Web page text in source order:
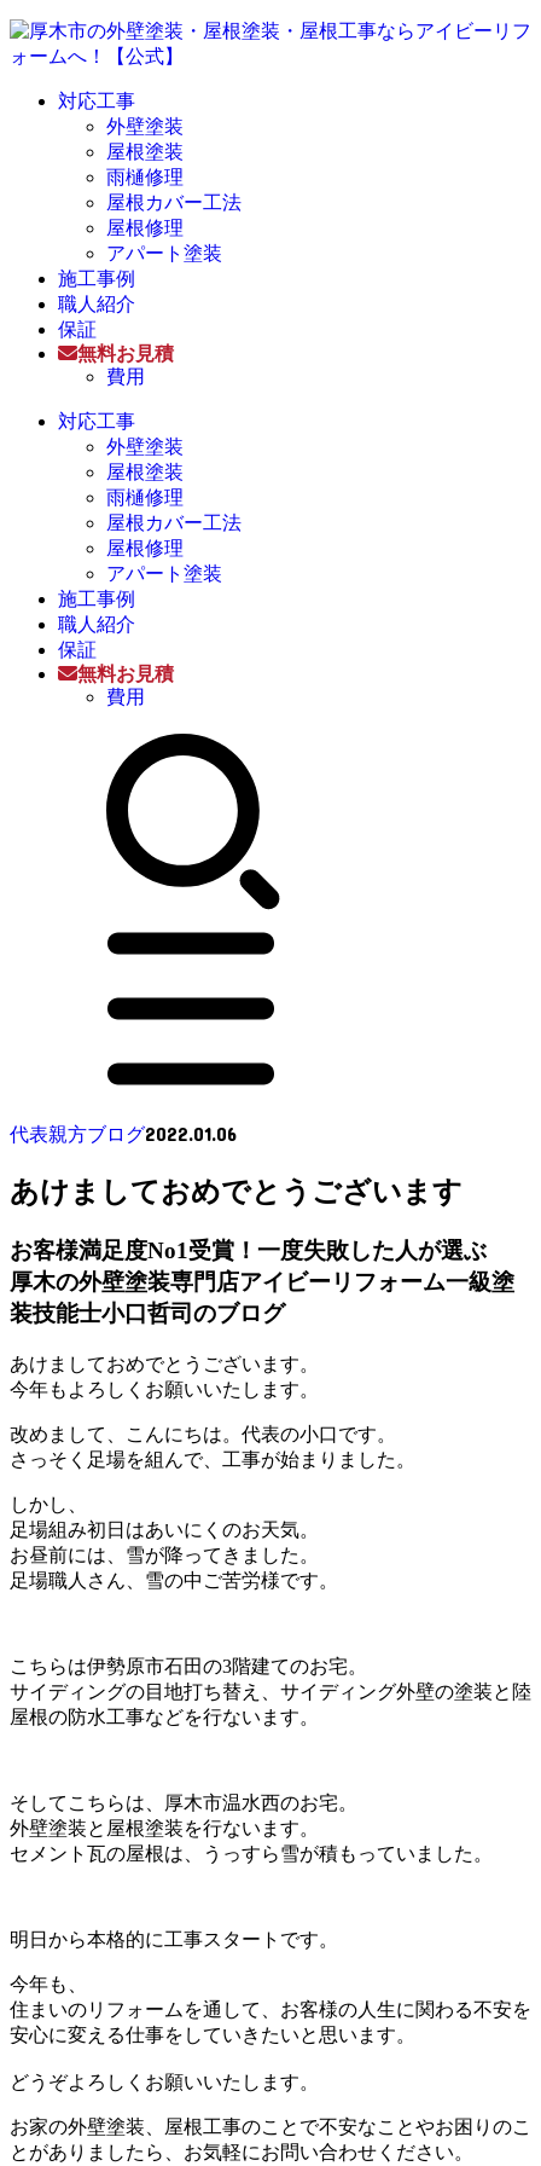
対応工事
外壁塗装
屋根塗装
雨樋修理
屋根カバー工法
屋根修理
アパート塗装
施工事例
職人紹介
保証
無料お見積
費用
対応工事
外壁塗装
屋根塗装
雨樋修理
屋根カバー工法
屋根修理
アパート塗装
施工事例
職人紹介
保証
無料お見積
費用
代表親方ブログ2022.01.06
あけましておめでとうございます
お客様満足度No1受賞！一度失敗した人が選ぶ
厚木の外壁塗装専門店アイビーリフォーム一級塗
装技能士小口哲司のブログ
あけましておめでとうございます。
今年もよろしくお願いいたします。
改めまして、こんにちは。代表の小口です。
さっそく足場を組んで、工事が始まりました。
しかし、
足場組み初日はあいにくのお天気。
お昼前には、雪が降ってきました。
足場職人さん、雪の中ご苦労様です。
こちらは伊勢原市石田の3階建てのお宅。
サイディングの目地打ち替え、サイディング外壁の塗装と陸
屋根の防水工事などを行ないます。
そしてこちらは、厚木市温水西のお宅。
外壁塗装と屋根塗装を行ないます。
セメント瓦の屋根は、うっすら雪が積もっていました。
明日から本格的に工事スタートです。
今年も、
住まいのリフォームを通して、お客様の人生に関わる不安を
安心に変える仕事をしていきたいと思います。
どうぞよろしくお願いいたします。
お家の外壁塗装、屋根工事のことで不安なことやお困りのこ
とがありましたら、お気軽にお問い合わせください。